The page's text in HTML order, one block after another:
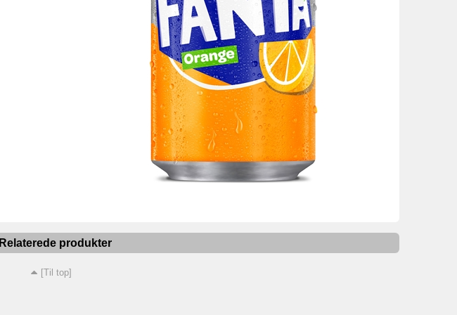
Relaterede produkter
[Til top]